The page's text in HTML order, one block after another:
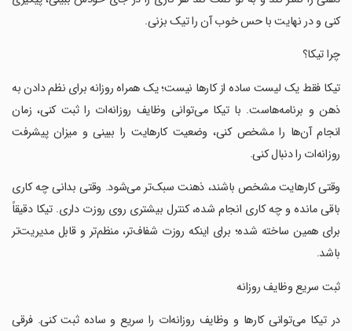
کنی و در نهایت با حس خوب آن را تیک بزنی.
‏‏چرا تیکا؟
‏‏تیکا فقط یک لیست ساده از کارها نیست؛ یک همراه روزانه برای نظم دادن به
ذهن و برنامه‌هاست. با تیکا می‌توانی وظایف روزانه‌ات را ثبت کنی، زمان
انجام آن‌ها را مشخص کنی، وضعیت کارهایت را ببینی و میزان پیشرفت
روزانه‌ات را دنبال کنی.
‏‏وقتی کارهایت مشخص باشند، ذهنت سبک‌تر می‌شود. وقتی بدانی چه کاری
باقی مانده و چه کاری انجام شده، کنترل بیشتری روی روزت داری. تیکا دقیقاً
برای همین ساخته شده؛ برای اینکه روزت شفاف‌تر، منظم‌تر و قابل مدیریت‌تر
باشد.
‏‏ثبت سریع وظایف روزانه
‏‏در تیکا می‌توانی کارها و وظایف روزانه‌ات را سریع و ساده ثبت کنی. فرقی